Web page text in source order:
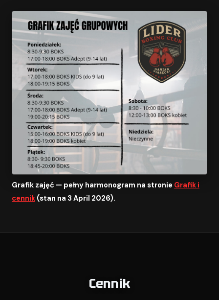
Grafik zajęć — pełny harmonogram na stronie Grafik i
cennik (stan na 3 April 2026).
Cennik